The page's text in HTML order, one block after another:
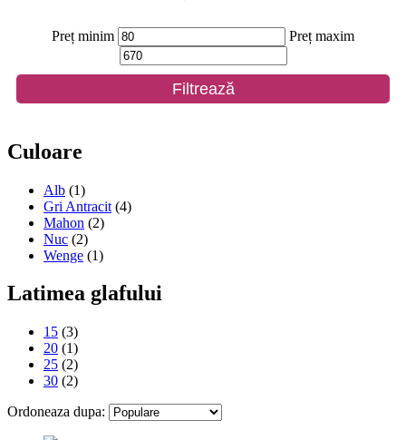
Preț minim Preț maxim
Filtrează
Culoare
Alb (1)
Gri Antracit (4)
Mahon (2)
Nuc (2)
Wenge (1)
Latimea glafului
15 (3)
20 (1)
25 (2)
30 (2)
Ordoneaza dupa: